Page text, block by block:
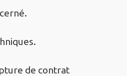
de contrat